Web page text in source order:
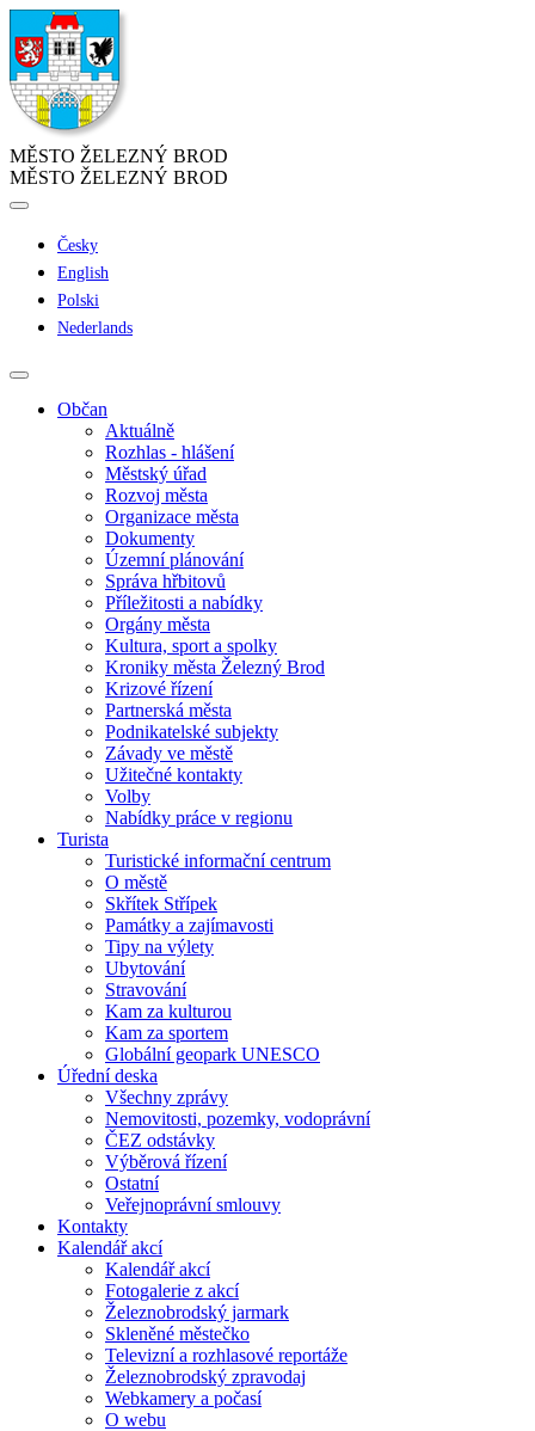
MĚSTO ŽELEZNÝ BROD
MĚSTO ŽELEZNÝ BROD
Česky
English
Polski
Nederlands
Občan
Aktuálně
Rozhlas - hlášení
Městský úřad
Rozvoj města
Organizace města
Dokumenty
Územní plánování
Správa hřbitovů
Příležitosti a nabídky
Orgány města
Kultura, sport a spolky
Kroniky města Železný Brod
Krizové řízení
Partnerská města
Podnikatelské subjekty
Závady ve městě
Užitečné kontakty
Volby
Nabídky práce v regionu
Turista
Turistické informační centrum
O městě
Skřítek Střípek
Památky a zajímavosti
Tipy na výlety
Ubytování
Stravování
Kam za kulturou
Kam za sportem
Globální geopark UNESCO
Úřední deska
Všechny zprávy
Nemovitosti, pozemky, vodoprávní
ČEZ odstávky
Výběrová řízení
Ostatní
Veřejnoprávní smlouvy
Kontakty
Kalendář akcí
Kalendář akcí
Fotogalerie z akcí
Železnobrodský jarmark
Skleněné městečko
Televizní a rozhlasové reportáže
Železnobrodský zpravodaj
Webkamery a počasí
O webu